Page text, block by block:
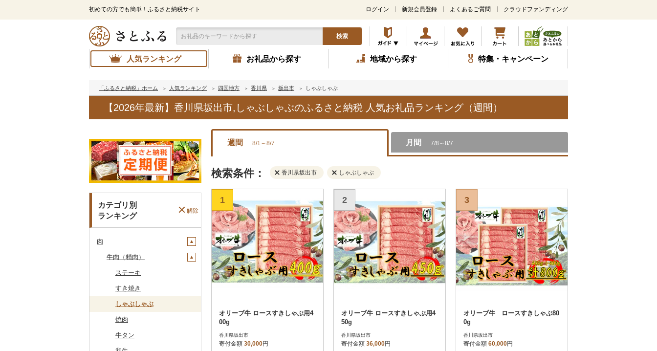
初めての方でも簡単！ふるさと納税サイト
メ
ン
コ
ン
テ
ツ
ッ
プ
ログイン 新規会員登録 よくあるご質問 クラウドファンディング
検索
人気ランキング お礼品から探す 地域から探す 特集・キャンペーン
「ふるさと納税」ホーム 人気ランキング 四国地方 香川県 坂出市 しゃぶしゃぶ
【2026年最新】香川県坂出市,しゃぶしゃぶのふるさと納税 人気お礼品ランキング（週間）
カテゴリ別
ランキング
解除
肉
牛肉（精肉）
ステーキ
すき焼き
しゃぶしゃぶ
焼肉
牛タン
週間 8/1～8/7 月間 7/8～8/7
検索条件： 香川県坂出市 しゃぶしゃぶ
1
オリーブ牛 ロースすきしゃぶ用4
00g
香川県坂出市
寄付金額 30,000円
2
オリーブ牛 ロースすきしゃぶ用4
50g
香川県坂出市
寄付金額 36,000円
3
オリーブ牛 ロースすきしゃぶ80
0g
香川県坂出市
寄付金額 60,000円